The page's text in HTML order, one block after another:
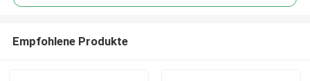
Empfohlene Produkte